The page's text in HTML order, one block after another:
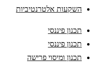
השקעות אלטרנטיביות
תכנון פיננסי
תכנון פיננסי
תכנון ומיסוי פרישה